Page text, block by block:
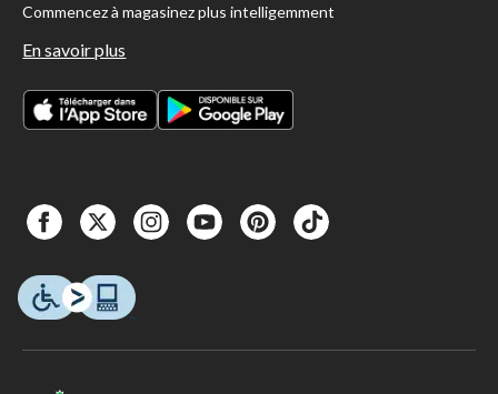
Commencez à magasinez plus intelligemment
En savoir plus